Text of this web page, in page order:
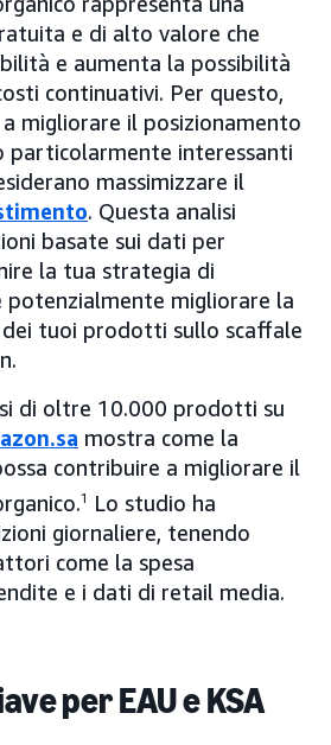
e di alto valore che
e aumenta la possibilità
continuativi. Per questo,
migliorare il posizionamento
particolarmente interessanti
massimizzare il
. Questa analisi
basate sui dati per
la tua strategia di
potenzialmente migliorare la
tuoi prodotti sullo scaffale
di oltre 10.000 prodotti su
mostra come la
contribuire a migliorare il
1
Lo studio ha
giornaliere, tenendo
come la spesa
e i dati di retail media.
per EAU e KSA